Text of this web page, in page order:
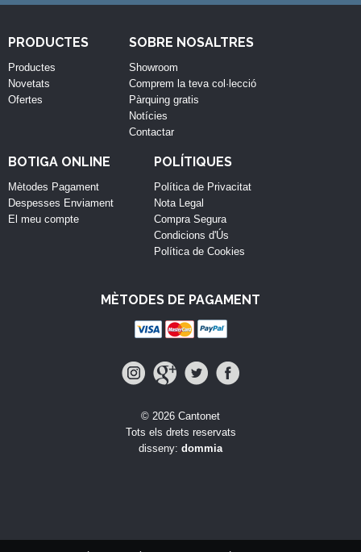
PRODUCTES
Productes
Novetats
Ofertes
SOBRE NOSALTRES
Showroom
Comprem la teva col·lecció
Pàrquing gratis
Notícies
Contactar
BOTIGA ONLINE
Mètodes Pagament
Despesses Enviament
El meu compte
POLÍTIQUES
Política de Privacitat
Nota Legal
Compra Segura
Condicions d'Ús
Política de Cookies
MÈTODES DE PAGAMENT
© 2026 Cantonet
Tots els drets reservats
disseny: dommia